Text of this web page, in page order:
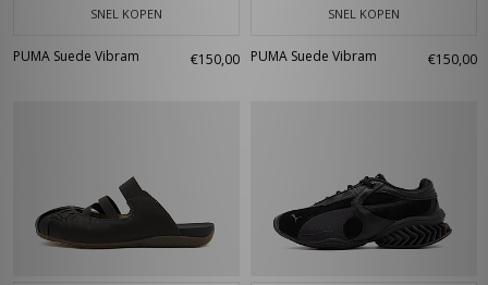
SNEL KOPEN
PUMA Suede Vibram €150,00
SNEL KOPEN
PUMA Suede Vibram €150,00